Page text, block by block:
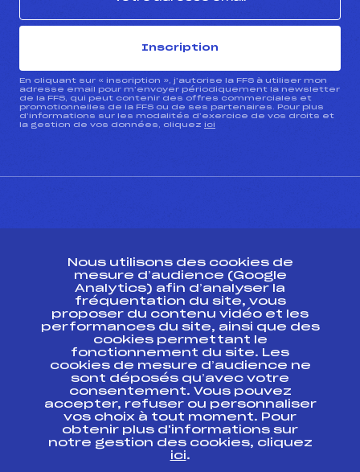
Inscription
En cliquant sur « inscription », j’autorise la FFS à utiliser mon
adresse email pour m’envoyer périodiquement la newsletter
de la FFS, qui peut contenir des offres commerciales et
promotionnelles de la FFS ou de ses partenaires. Pour plus
d’informations sur les modalités d’exercice de vos droits et
la gestion de vos données, cliquez ici
ESPACE PRESSE
Ressources
Pass’Neige
Projet sportif fédéral
Projet de performance fédéral
Antidopage
Pôle Développement, Formation, Suivi
Scientifique
Listes ministérielles
Pôle vie de l’athlète
Nous utilisons des cookies de
mesure d’audience (Google
Analytics) afin d’analyser la
fréquentation du site, vous
proposer du contenu vidéo et les
performances du site, ainsi que des
cookies permettant le
fonctionnement du site. Les
cookies de mesure d’audience ne
sont déposés qu’avec votre
consentement. Vous pouvez
accepter, refuser ou personnaliser
vos choix à tout moment. Pour
obtenir plus d'informations sur
notre gestion des cookies, cliquez
ici.